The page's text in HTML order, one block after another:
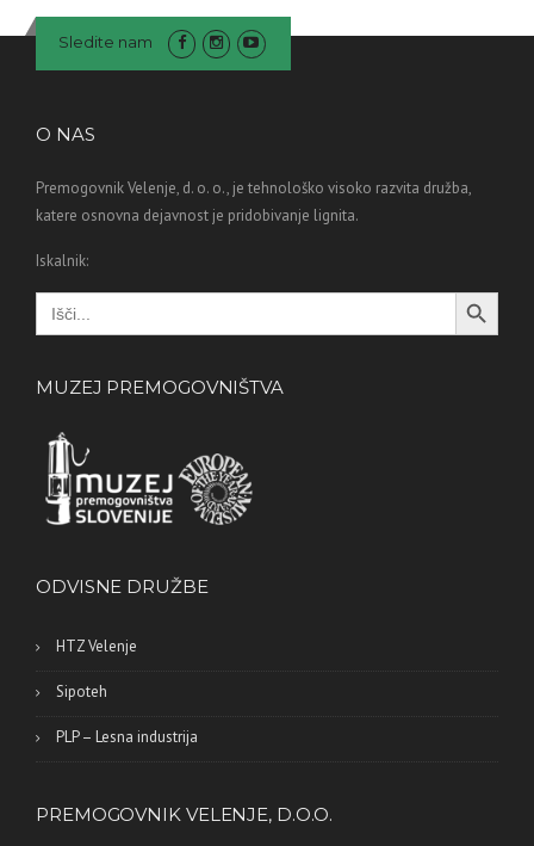
Sledite nam
O NAS
Premogovnik Velenje, d. o. o., je tehnološko visoko razvita družba,
katere osnovna dejavnost je pridobivanje lignita.
Iskalnik:
Search
for:
Search Button
MUZEJ PREMOGOVNIŠTVA
ODVISNE DRUŽBE
HTZ Velenje
Sipoteh
PLP – Lesna industrija
PREMOGOVNIK VELENJE, D.O.O.